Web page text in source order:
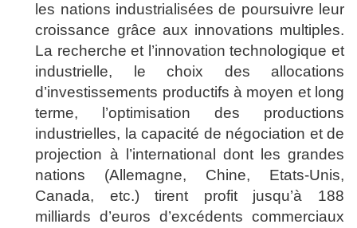
les nations industrialisées de poursuivre leur
croissance grâce aux innovations multiples.
La recherche et l’innovation technologique et
industrielle, le choix des allocations
d’investissements productifs à moyen et long
terme, l’optimisation des productions
industrielles, la capacité de négociation et de
projection à l’international dont les grandes
nations (Allemagne, Chine, Etats-Unis,
Canada, etc.) tirent profit jusqu’à 188
milliards d’euros d’excédents commerciaux